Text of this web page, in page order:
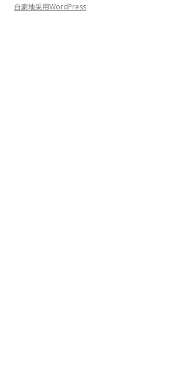
自豪地采用WordPress